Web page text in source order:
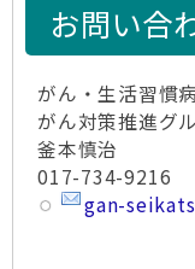
お問い合
がん・生活習慣
がん対策推進グ
釜本慎治
017-734-9216
gan-